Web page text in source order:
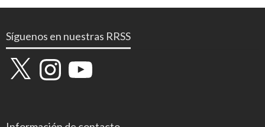
Síguenos en nuestras RRSS
X InstagramYouTube